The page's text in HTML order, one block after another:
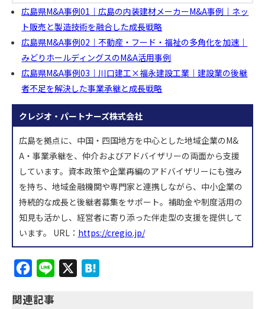
広島県M&A事例01｜広島の内装建材メーカーM&A事例｜ネッ
ト販売と製造技術を融合した成長戦略
広島県M&A事例02｜不動産・フード・福祉の多角化を加速｜
みどりホールディングスのM&A活用事例
広島県M&A事例03｜川口建工×福永建設工業｜建設業の後継
者不足を解決した事業承継と成長戦略
クレジオ・パートナーズ株式会社
広島を拠点に、中国・四国地方を中心とした地域企業のM&
A・事業承継を、仲介およびアドバイザリーの両面から支援
しています。資本政策や企業再編のアドバイザリーにも強み
を持ち、地域金融機関や専門家と連携しながら、中小企業の
持続的な成長と後継者募集をサポート。補助金や制度活用の
知見も活かし、経営者に寄り添った伴走型の支援を提供して
います。 URL： https://cregio.jp/
c
関連記事